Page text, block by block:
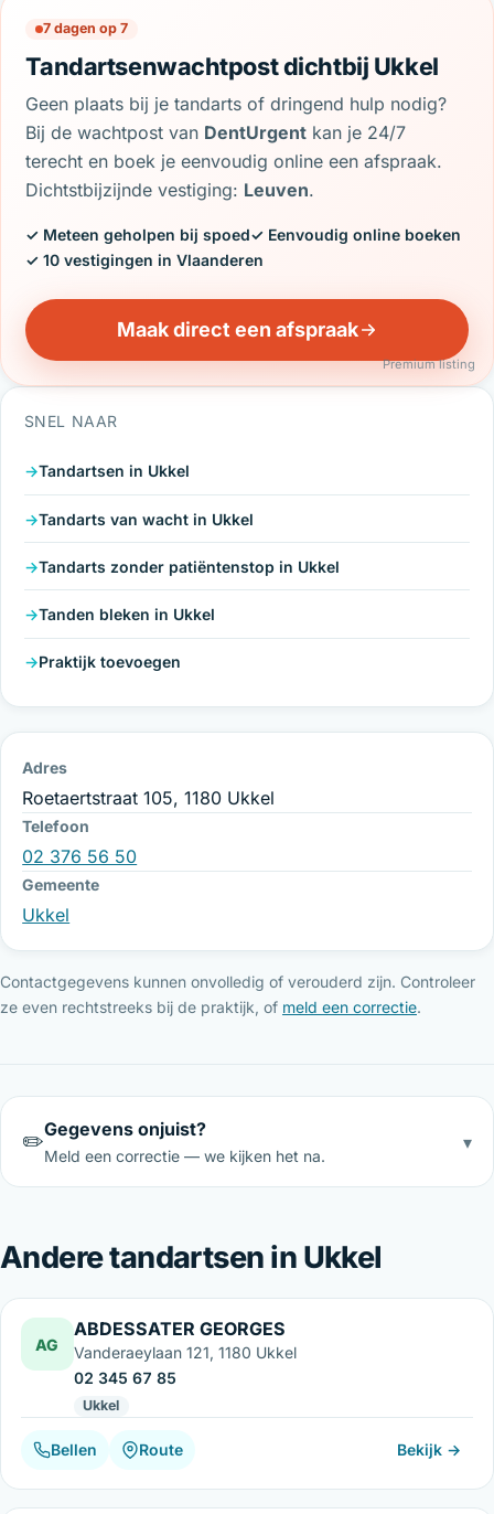
7 dagen op 7
Tandartsenwachtpost dichtbij Ukkel
Geen plaats bij je tandarts of dringend hulp nodig?
Bij de wachtpost van DentUrgent kan je 24/7
terecht en boek je eenvoudig online een afspraak.
Dichtstbijzijnde vestiging: Leuven.
✓ Meteen geholpen bij spoed✓ Eenvoudig online boeken
✓ 10 vestigingen in Vlaanderen
Maak direct een afspraak
Premium listing
SNEL NAAR
Tandartsen in Ukkel
Tandarts van wacht in Ukkel
Tandarts zonder patiëntenstop in Ukkel
Tanden bleken in Ukkel
Praktijk toevoegen
Adres
Roetaertstraat 105, 1180 Ukkel
Telefoon
02 376 56 50
Gemeente
Ukkel
Contactgegevens kunnen onvolledig of verouderd zijn. Controleer
ze even rechtstreeks bij de praktijk, of meld een correctie.
✏️Gegevens onjuist?
Meld een correctie — we kijken het na.
▾
Andere tandartsen in Ukkel
AG
ABDESSATER GEORGES
Vanderaeylaan 121, 1180 Ukkel
02 345 67 85
Ukkel
Bellen Route Bekijk →